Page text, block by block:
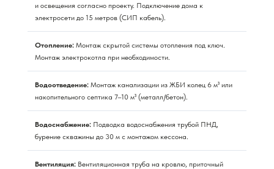
и освещения согласно проекту. Подключение дома к
электросети до 15 метров (СИП кабель).
Отопление: Монтаж скрытой системы отопления под ключ.
Монтаж электрокотла при необходимости.
Водоотведение: Монтаж канализации из ЖБИ колец 6 м³ или
накопительного септика 7–10 м³ (металл/бетон).
Водоснабжение: Подводка водоснабжения трубой ПНД,
бурение скважины до 30 м с монтажом кессона.
Вентиляция: Вентиляционная труба на кровлю, приточный